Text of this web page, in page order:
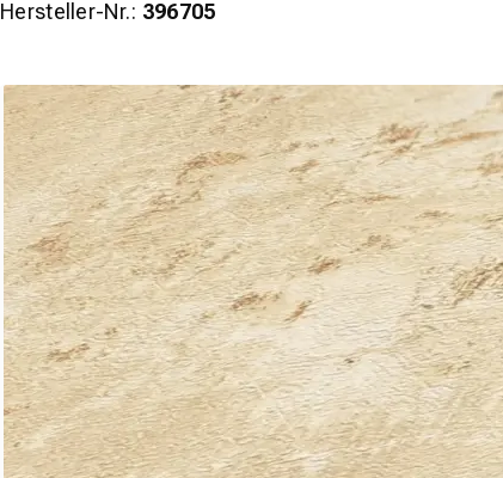
Hersteller-Nr.: 396705